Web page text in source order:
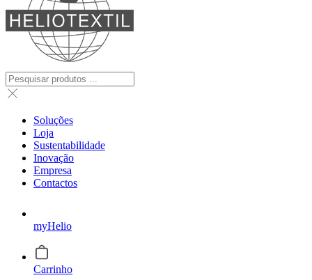
Soluções
Loja
Sustentabilidade
Inovação
Empresa
Contactos
myHelio
Carrinho